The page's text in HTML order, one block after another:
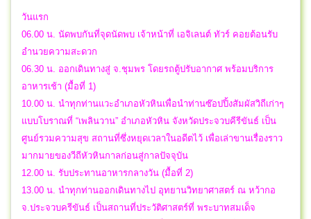
วันแรก
06.00 น. นัดพบกันที่จุดนัดพบ เจ้าหน้าที่ เอจิเลนต์ ทัวร์ คอยต้อนรับ
อำนวยความสะดวก
06.30 น. ออกเดินทางสู่ จ.ชุมพร โดยรถตู้ปรับอากาศ พร้อมบริการ
อาหารเช้า (มื้อที่ 1)
10.00 น. นำทุกท่านแวะอำเภอหัวหินเพื่อนำท่านซ๊อปปิ้งสัมผัสวิถีเก่าๆ
แบบโบราณที่ “เพลินวาน” อำเภอหัวหิน จังหวัดประจวบคีรีขันธ์ เป็น
ศูนย์รวมความสุข สถานที่ซึ่งหยุดเวลาในอดีตไว้ เพื่อเล่าขานเรื่องราว
มากมายของวีถีหัวหินกาลก่อนสู่กาลปัจจุบัน
12.00 น. รับประทานอาหารกลางวัน (มื้อที่ 2)
13.00 น. นำทุกท่านออกเดินทางไป อุทยานวิทยาศาสตร์ ณ หว้ากอ
จ.ประจวบครีขันธ์ เป็นสถานที่ประวัติศาสตร์ที่ พระบาทสมเด็จ